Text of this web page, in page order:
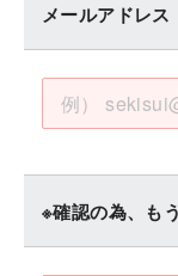
メールアドレス
※確認の為、も